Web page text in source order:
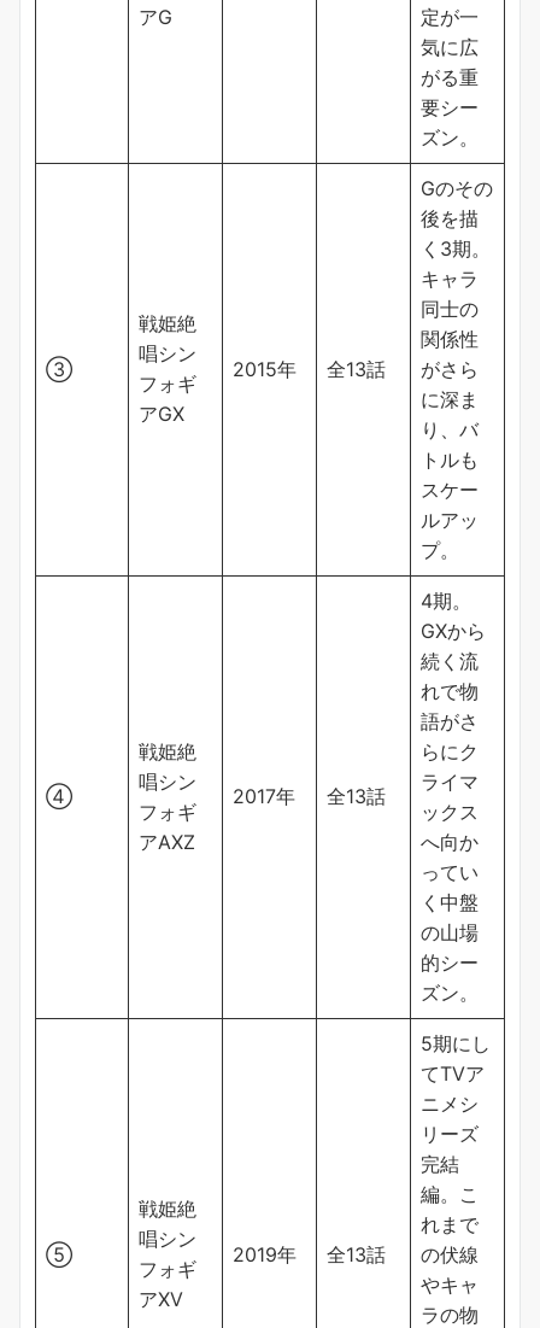
アG
定が一
気に広
がる重
要シー
ズン。
③
戦姫絶
唱シン
フォギ
アGX
2015年 全13話
Gのその
後を描
く3期。
キャラ
同士の
関係性
がさら
に深ま
り、バ
トルも
スケー
ルアッ
プ。
④
戦姫絶
唱シン
フォギ
アAXZ
2017年 全13話
4期。
GXから
続く流
れで物
語がさ
らにク
ライマ
ックス
へ向か
ってい
く中盤
の山場
的シー
ズン。
⑤
戦姫絶
唱シン
フォギ
アXV
2019年 全13話
5期にし
てTVア
ニメシ
リーズ
完結
編。こ
れまで
の伏線
やキャ
ラの物